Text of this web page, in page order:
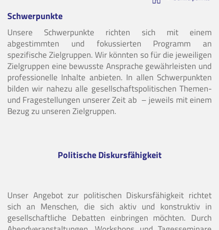
Schwerpunkte
Unsere Schwerpunkte richten sich mit einem
abgestimmten und fokussierten Programm an
spezifische Zielgruppen. Wir könnten so für die jeweiligen
Zielgruppen eine bewusste Ansprache gewährleisten und
professionelle Inhalte anbieten. In allen Schwerpunkten
bilden wir nahezu alle gesellschaftspolitischen Themen-
und Fragestellungen unserer Zeit ab – jeweils mit einem
Bezug zu unseren Zielgruppen.
Politische Diskursfähigkeit
Unser Angebot zur politischen Diskursfähigkeit richtet
sich an Menschen, die sich aktiv und konstruktiv in
gesellschaftliche Debatten einbringen möchten. Durch